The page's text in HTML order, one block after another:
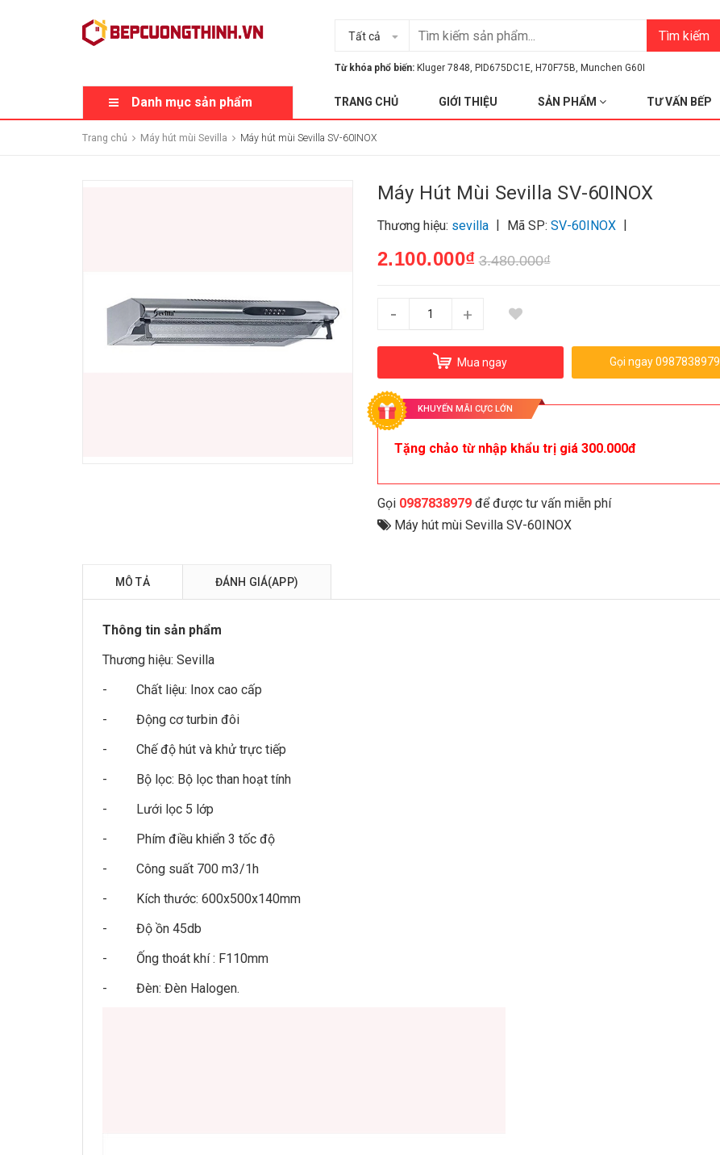
Tất cả Tìm kiếm
Từ khóa phổ biến: Kluger 7848, PID675DC1E, H70F75B, Munchen G60I
Danh mục sản phẩm TRANG CHỦ GIỚI THIỆU SẢN PHẨM TƯ VẤN BẾP
Trang chủ Máy hút mùi Sevilla Máy hút mùi Sevilla SV-60INOX
Máy Hút Mùi Sevilla SV-60INOX
Thương hiệu: sevilla | Mã SP: SV-60INOX |
2.100.000₫ 3.480.000₫
- +
Mua ngay Gọi ngay 0987838979
KHUYẾN MÃI CỰC LỚN
Tặng chảo từ nhập khẩu trị giá 300.000đ
Gọi 0987838979để được tư vấn miễn phí
Máy hút mùi Sevilla SV-60INOX
MÔ TẢ ĐÁNH GIÁ(APP)
Thông tin sản phẩm
Thương hiệu: Sevilla
- Chất liệu: Inox cao cấp
- Động cơ turbin đôi
- Chế độ hút và khử trực tiếp
- Bộ lọc: Bộ lọc than hoạt tính
- Lưới lọc 5 lớp
- Phím điều khiển 3 tốc độ
- Công suất 700 m3/1h
- Kích thước: 600x500x140mm
- Độ ồn 45db
- Ống thoát khí : F110mm
- Đèn: Đèn Halogen.